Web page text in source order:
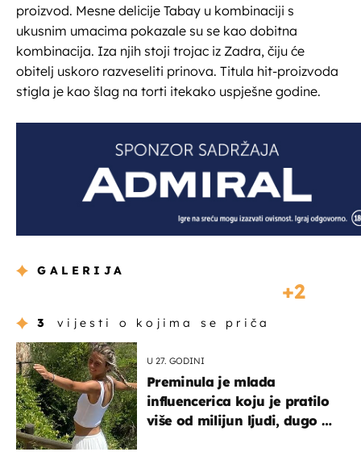
proizvod. Mesne delicije Tabay u kombinaciji s
ukusnim umacima pokazale su se kao dobitna
kombinacija. Iza njih stoji trojac iz Zadra, čiju će
obitelj uskoro razveseliti prinova. Titula hit-proizvoda
stigla je kao šlag na torti itekako uspješne godine.
GALERIJA
2
3 vijesti o kojima se priča
U 27. GODINI
Preminula je mlada
influencerica koju je pratilo
više od milijun ljudi, dugo se